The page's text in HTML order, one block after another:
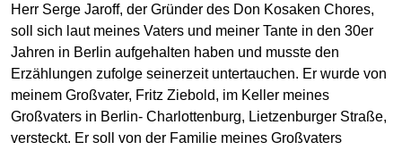
Herr Serge Jaroff, der Gründer des Don Kosaken Chores,
soll sich laut meines Vaters und meiner Tante in den 30er
Jahren in Berlin aufgehalten haben und musste den
Erzählungen zufolge seinerzeit untertauchen. Er wurde von
meinem Großvater, Fritz Ziebold, im Keller meines
Großvaters in Berlin- Charlottenburg, Lietzenburger Straße,
versteckt. Er soll von der Familie meines Großvaters